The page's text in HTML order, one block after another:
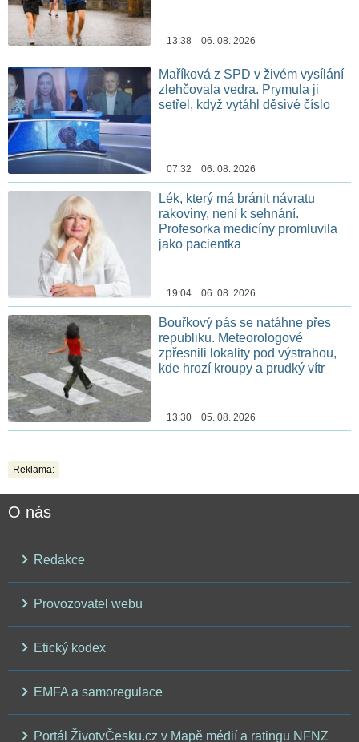
13:38 06. 08. 2026
Maříková z SPD v živém vysílání
zlehčovala vedra. Prymula ji
setřel, když vytáhl děsivé číslo
07:32 06. 08. 2026
Lék, který má bránit návratu
rakoviny, není k sehnání.
Profesorka medicíny promluvila
jako pacientka
19:04 06. 08. 2026
Bouřkový pás se natáhne přes
republiku. Meteorologové
zpřesnili lokality pod výstrahou,
kde hrozí kroupy a prudký vítr
13:30 05. 08. 2026
Reklama:
O nás
Redakce
Provozovatel webu
Etický kodex
EMFA a samoregulace
Portál ŽivotvČesku.cz v Mapě médií a ratingu NFNZ